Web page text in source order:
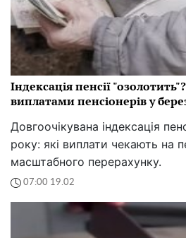
Індексація пенсії
виплатами пенсіонерів у
Довгоочікувана індексація
року: які виплати чекають на
масштабного перерахунку.
07:00 19.02